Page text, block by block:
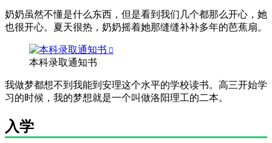
奶奶虽然不懂是什么东西，但是看到我们几个都那么开心，她
也很开心。夏天很热，奶奶摇着她那缝缝补补多年的芭蕉扇。
本科录取通知书
我做梦都想不到我能到安理这个水平的学校读书。高三开始学
习的时候，我的梦想就是一个叫做洛阳理工的二本。
入学